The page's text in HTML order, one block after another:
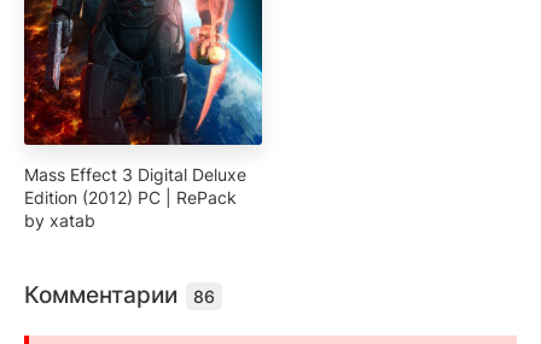
Mass Effect 3 Digital Deluxe
Edition (2012) PC | RePack
by xatab
Комментарии 86